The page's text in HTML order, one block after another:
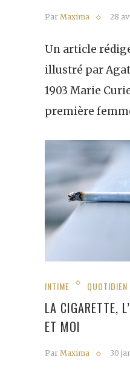
Par Maxima 28
Un article
illustré par
1903 Marie
première
INTIME QUOTIDIEN
LA CIGARETTE,
ET MOI
Par Maxima 30